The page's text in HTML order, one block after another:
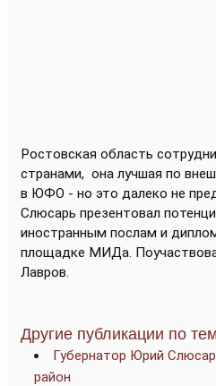
Ростовская область
странами, она лучшая по
в ЮФО - но это далеко не
Слюсарь презентовал
иностранным послам и
площадке МИДа.
Лавров.
Другие публикации по
Губернатор Юрий
район